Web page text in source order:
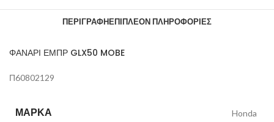
ΠΕΡΙΓΡΑΦΉΕΠΙΠΛΈΟΝ ΠΛΗΡΟΦΟΡΊΕΣ
ΦΑΝΑΡΙ ΕΜΠΡ GLX50 MOBE
Π60802129
ΜΆΡΚΑ Honda